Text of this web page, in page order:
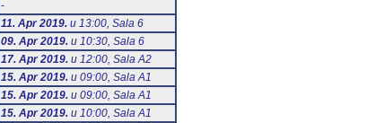
-
11. Apr 2019.u 13:00, Sala 6
09. Apr 2019.u 10:30, Sala 6
17. Apr 2019.u 12:00, Sala А2
15. Apr 2019.u 09:00, Sala А1
15. Apr 2019.u 09:00, Sala А1
15. Apr 2019.u 10:00, Sala А1